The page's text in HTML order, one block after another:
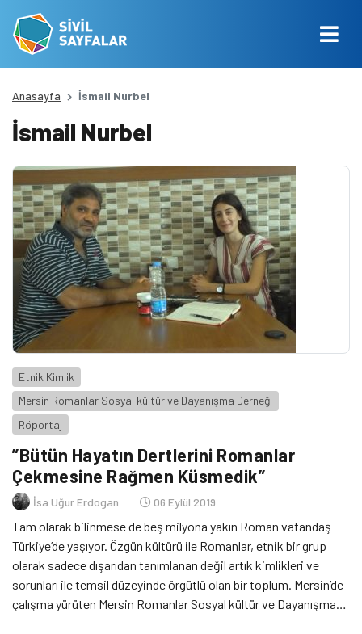
Anasayfa İsmail Nurbel
İsmail Nurbel
Etnik Kimlik
Mersin Romanlar Sosyal kültür ve Dayanışma Derneği
Röportaj
”Bütün Hayatın Dertlerini Romanlar
Çekmesine Rağmen Küsmedik”
İsa Uğur Erdogan 06 Eylül 2019
Tam olarak bilinmese de beş milyona yakın Roman vatandaş
Türkiye’de yaşıyor. Özgün kültürü ile Romanlar, etnik bir grup
olarak sadece dışarıdan tanımlanan değil artık kimlikleri ve
sorunları ile temsil düzeyinde örgütlü olan bir toplum. Mersin’de
çalışma yürüten Mersin Romanlar Sosyal kültür ve Dayanışma